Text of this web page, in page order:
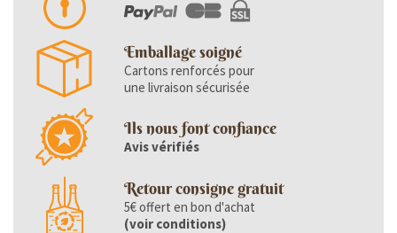
Emballage soigné
Cartons renforcés pour
une livraison sécurisée
Ils nous font confiance
Avis vérifiés
Retour consigne gratuit
5€ offert en bon d'achat
(voir conditions)